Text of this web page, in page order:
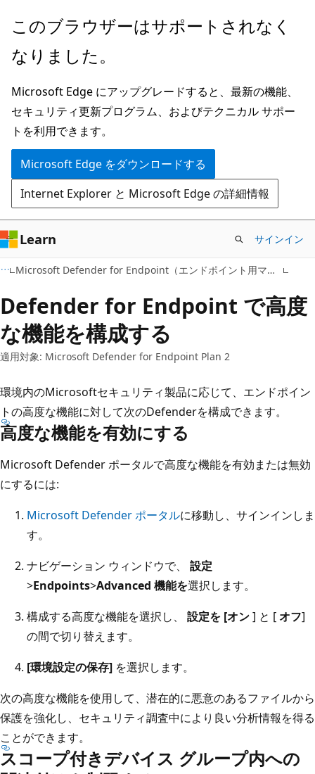
メ
ン
ン
テ
ン
ツ
に
ス
キ
ッ
プ
このブラウザーはサポートされなく
なりました。
Microsoft Edge にアップグレードすると、最新の機能、
セキュリティ更新プログラム、およびテクニカル サポー
トを利用できます。
Microsoft Edge をダウンロードする
Internet Explorer と Microsoft Edge の詳細情報
Learn サインイン
Microsoft Defender for Endpoint（エンドポイント用マイクロソフトディフェンダー）
Defender for Endpoint で高度
な機能を構成する
適用対象: Microsoft Defender for Endpoint Plan 2
環境内のMicrosoftセキュリティ製品に応じて、エンドポイン
トの高度な機能に対して次のDefenderを構成できます。
高度な機能を有効にする
Microsoft Defender ポータルで高度な機能を有効または無効
にするには:
Microsoft Defender ポータルに移動し、サインインしま
す。
ナビゲーション ウィンドウで、 設定
>Endpoints>Advanced 機能を選択します。
構成する高度な機能を選択し、 設定を [オン] と [ オフ]
の間で切り替えます。
[環境設定の保存] を選択します。
次の高度な機能を使用して、潜在的に悪意のあるファイルから
保護を強化し、セキュリティ調査中により良い分析情報を得る
ことができます。
スコープ付きデバイス グループ内への